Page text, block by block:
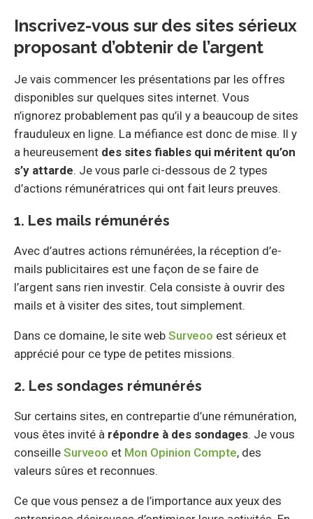
Inscrivez-vous sur des sites sérieux
proposant d’obtenir de l’argent
Je vais commencer les présentations par les offres
disponibles sur quelques sites internet. Vous
n’ignorez probablement pas qu’il y a beaucoup de sites
frauduleux en ligne. La méfiance est donc de mise. Il y
a heureusement des sites fiables qui méritent qu’on
s’y attarde. Je vous parle ci-dessous de 2 types
d’actions rémunératrices qui ont fait leurs preuves.
1. Les mails rémunérés
Avec d’autres actions rémunérées, la réception d’e-
mails publicitaires est une façon de se faire de
l’argent sans rien investir. Cela consiste à ouvrir des
mails et à visiter des sites, tout simplement.
Dans ce domaine, le site web Surveoo est sérieux et
apprécié pour ce type de petites missions.
2. Les sondages rémunérés
Sur certains sites, en contrepartie d’une rémunération,
vous êtes invité à répondre à des sondages. Je vous
conseille Surveoo et Mon Opinion Compte, des
valeurs sûres et reconnues.
Ce que vous pensez a de l’importance aux yeux des